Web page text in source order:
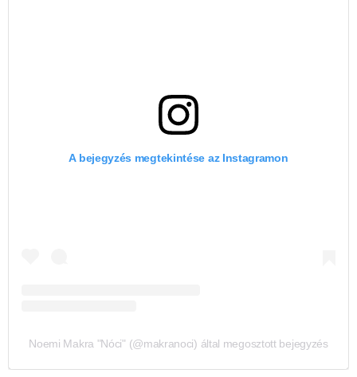
A bejegyzés megtekintése az Instagramon
Noemi Makra "Nóci" (@makranoci) által megosztott bejegyzés